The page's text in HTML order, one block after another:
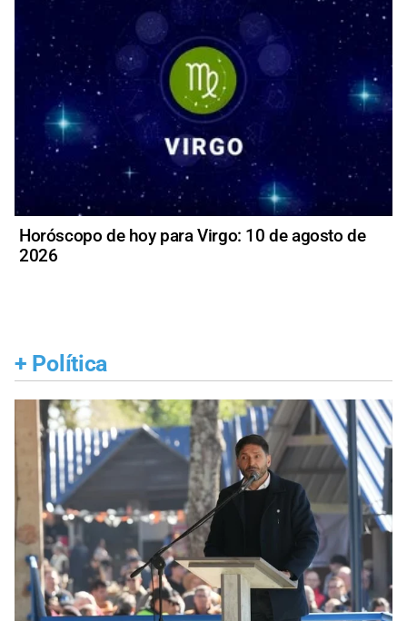
Horóscopo de hoy para Virgo: 10 de agosto de
2026
+ Política